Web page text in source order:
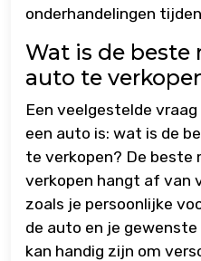
onderhandelingen
Wat is de beste
auto te
Een veelgestelde
een auto is: wat is de
te verkopen? De beste
verkopen hangt af van
zoals je persoonlijke
de auto en je
kan handig zijn om